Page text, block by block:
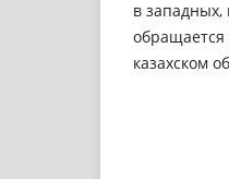
в
казахском